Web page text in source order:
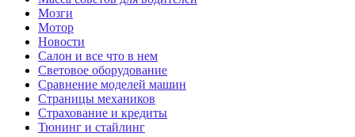
Мозги
Мотор
Новости
Салон и все что в нем
Световое оборудование
Сравнение моделей машин
Страницы механиков
Страхование и кредиты
Тюнинг и стайлинг